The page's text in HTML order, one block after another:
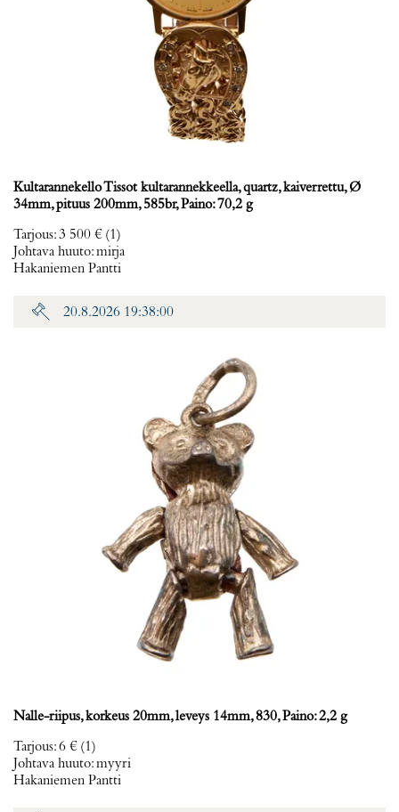
Kultarannekello Tissot kultarannekkeella, quartz, kaiverrettu, Ø
34mm, pituus 200mm, 585br, Paino: 70,2 g
Tarjous:3 500 € (1)
Johtava huuto:mirja
Hakaniemen Pantti
20.8.2026 19:38:00
Nalle-riipus, korkeus 20mm, leveys 14mm, 830, Paino: 2,2 g
Tarjous:6 € (1)
Johtava huuto:myyri
Hakaniemen Pantti